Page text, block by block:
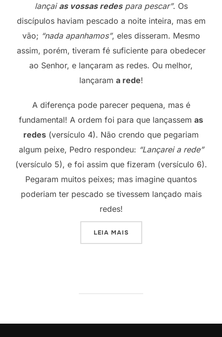
lançai as vossas redespara pescar”. Os
discípulos haviam pescado a noite inteira, mas em
vão; “nada apanhamos”, eles disseram. Mesmo
assim, porém, tiveram fé suficiente para obedecer
ao Senhor, e lançaram as redes. Ou melhor,
lançaram a rede!
A diferença pode parecer pequena, mas é
fundamental! A ordem foi para que lançassem as
redes (versículo 4). Não crendo que pegariam
algum peixe, Pedro respondeu: “Lançarei a rede”
(versículo 5), e foi assim que fizeram (versículo 6).
Pegaram muitos peixes; mas imagine quantos
poderiam ter pescado se tivessem lançado mais
redes!
LEIA MAIS“A PESCA QUE NUNCA